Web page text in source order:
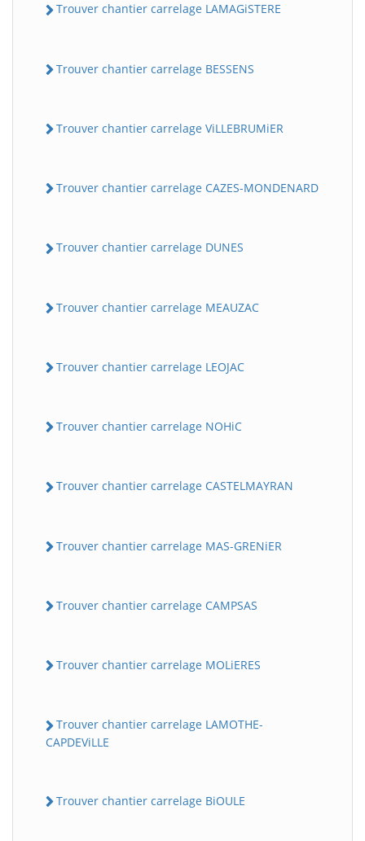
Trouver chantier carrelage LAMAGiSTERE
Trouver chantier carrelage BESSENS
Trouver chantier carrelage ViLLEBRUMiER
Trouver chantier carrelage CAZES-MONDENARD
Trouver chantier carrelage DUNES
Trouver chantier carrelage MEAUZAC
Trouver chantier carrelage LEOJAC
Trouver chantier carrelage NOHiC
Trouver chantier carrelage CASTELMAYRAN
Trouver chantier carrelage MAS-GRENiER
Trouver chantier carrelage CAMPSAS
Trouver chantier carrelage MOLiERES
Trouver chantier carrelage LAMOTHE-
CAPDEViLLE
Trouver chantier carrelage BiOULE